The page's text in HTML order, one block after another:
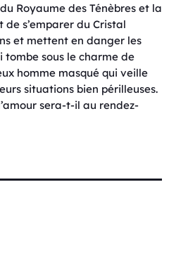
Royaume des Ténèbres et la
s’emparer du Cristal
et mettent en danger les
tombe sous le charme de
homme masqué qui veille
situations bien périlleuses.
sera-t-il au rendez-